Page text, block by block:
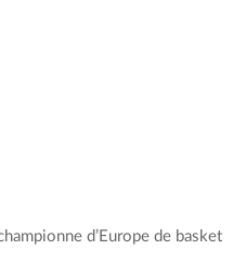
d’Europe de basket